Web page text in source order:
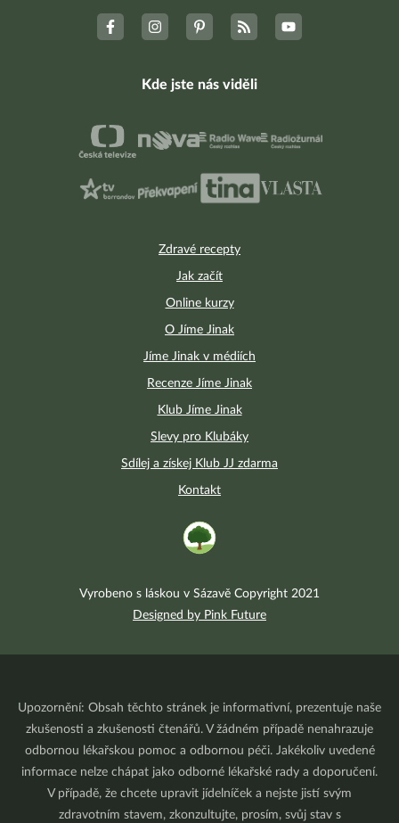
Zdravé recepty
Jak začít
Online kurzy
O Jíme Jinak
Jíme Jinak v médiích
Recenze Jíme Jinak
Klub Jíme Jinak
Slevy pro Klubáky
Sdílej a získej Klub JJ zdarma
Kontakt
Kde jste nás viděli
Vyrobeno s láskou v Sázavě Copyright 2021
Designed by Pink Future
Upozornění: Obsah těchto stránek je informativní, prezentuje naše
zkušenosti a zkušenosti čtenářů. V žádném případě nenahrazuje
odbornou lékařskou pomoc a odbornou péči. Jakékoliv uvedené
informace nelze chápat jako odborné lékařské rady a doporučení.
V případě, že chcete upravit jídelníček a nejste jistí svým
zdravotním stavem, zkonzultujte, prosím, svůj stav s